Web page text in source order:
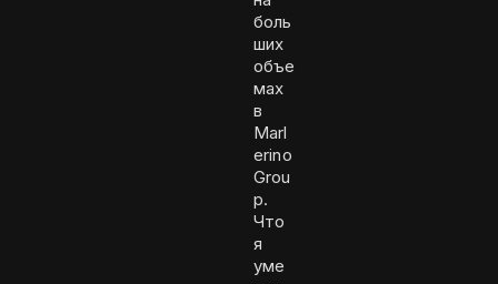
боль
ших
объе
мах
в
Marl
erino
Grou
p.
Что
я
уме